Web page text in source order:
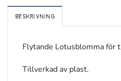
BESKRIVNING
Flytande Lotusblomma för
Tillverkad av plast.